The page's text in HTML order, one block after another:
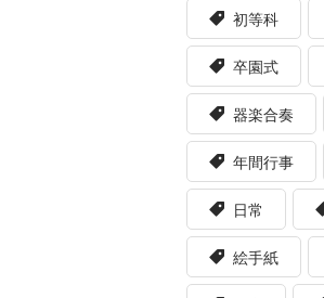
初等科
卒園式
器楽合奏
年間行事
日常
絵手紙